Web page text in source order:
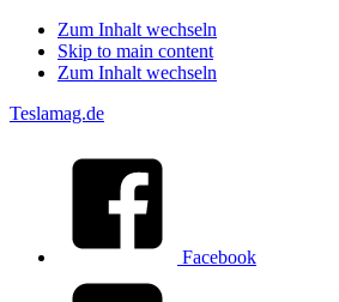
Zum Inhalt wechseln
Skip to main content
Zum Inhalt wechseln
Teslamag.de
Facebook